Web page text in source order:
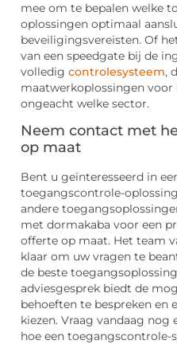
mee om te bepalen welke
oplossingen optimaal
beveiligingsvereisten. Of
van een speedgate bij de
volledig controlesysteem,
maatwerkoplossingen voor
ongeacht welke sector.
Neem contact met
op maat
Bent u geïnteresseerd in
toegangscontrole-
andere
met dormakaba voor een
offerte op maat. Het team
klaar om uw vragen te
de beste
adviesgesprek biedt de
behoeften te bespreken en
kiezen. Vraag vandaag nog
hoe een toegangscontrole-